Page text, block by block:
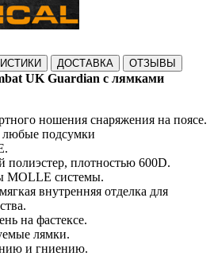
ДОСТАВКА ОТЗЫВЫ
UK Guardian с лямками
ношения снаряжения на поясе.
подсумки
плотностью 600D.
MOLLE системы.
внутренняя отделка для
на фастексе.
лямки.
и гниению.